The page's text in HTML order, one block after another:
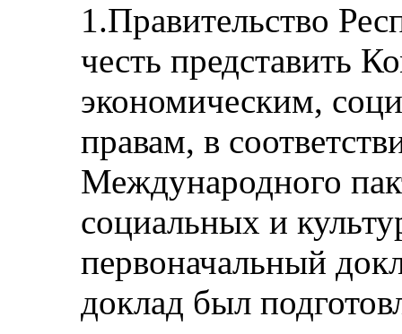
1.Правительство
честь представить
экономическим,
правам, в
Международного
социальных и
первоначальный
доклад был